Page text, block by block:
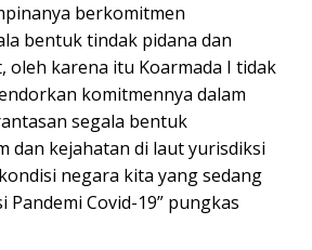
berkomitmen
bentuk tindak pidana dan
oleh karena itu Koarmada I tidak
komitmennya dalam
segala bentuk
dan kejahatan di laut yurisdiksi
negara kita yang sedang
Covid-19” pungkas